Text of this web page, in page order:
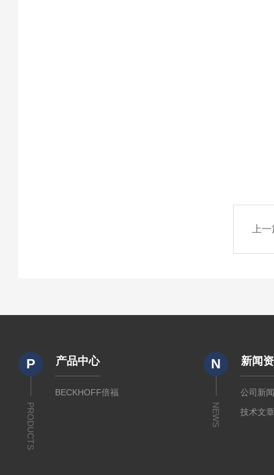
上
P
PRODUCTS
产品中心
BECKHOFF倍福
N
NEWS
新闻
公司新
技术文